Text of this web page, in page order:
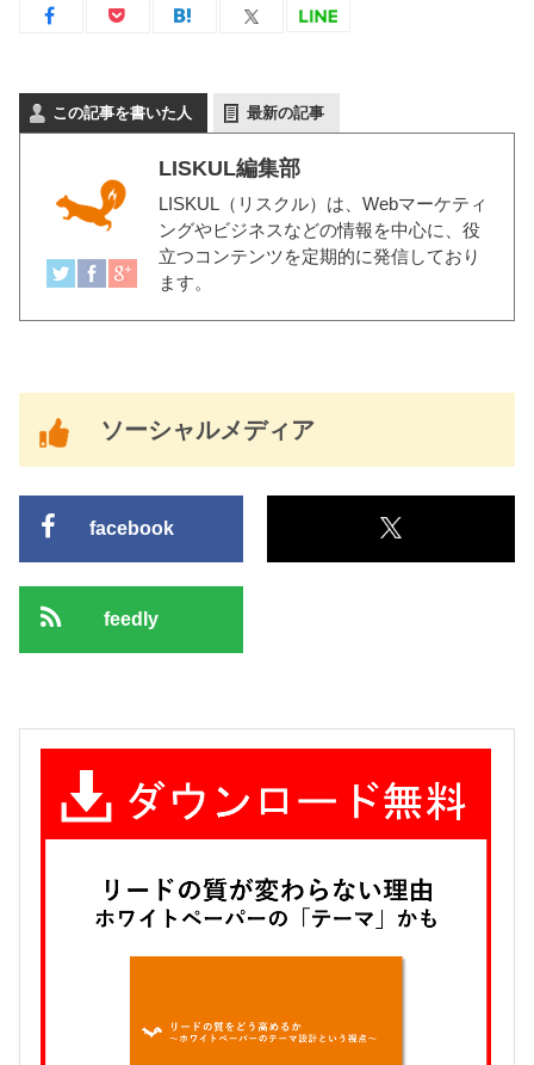
この記事を書いた人 最新の記事
LISKUL編集部
LISKUL（リスクル） は、Webマーケティ
ングやビジネスなどの情報を中心に、役
立つコンテンツを定期的に発信しており
ます。
ソーシャルメディア
facebook
feedly